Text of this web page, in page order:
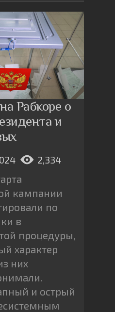
Рабкоре о
и
2,334
кампании
по
в
процедуры,
характер
них
и острый